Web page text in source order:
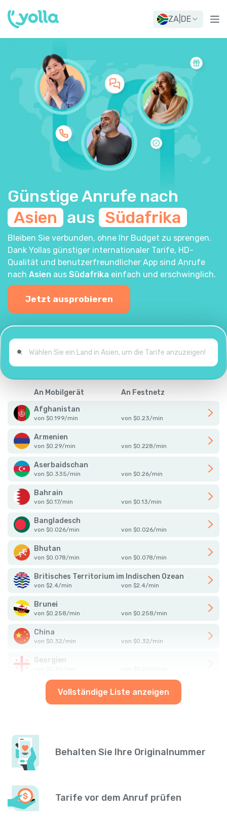
ZA DE
Günstige Anrufe nach
Asien aus Südafrika
Bleiben Sie verbunden, ohne Ihr Budget zu sprengen.
Dank Yollas günstiger internationaler Tarife, HD-
Qualität und benutzerfreundlicher App sind Anrufe
nach Asien aus Südafrika einfach und erschwinglich.
Jetzt ausprobieren
An Mobilgerät
An Festnetz
Afghanistan
von $0.199/min von $0.23/min
Armenien
von $0.29/min von $0.228/min
Aserbaidschan
von $0.335/min von $0.26/min
Bahrain
von $0.17/min von $0.13/min
Bangladesch
von $0.026/min von $0.026/min
Bhutan
von $0.078/min von $0.078/min
Britisches Territorium im Indischen Ozean
von $2.4/min von $2.4/min
Brunei
von $0.258/min von $0.258/min
China
von $0.32/min von $0.32/min
Georgien
Vollständige Liste anzeigen
Behalten Sie Ihre Originalnummer
Tarife vor dem Anruf prüfen